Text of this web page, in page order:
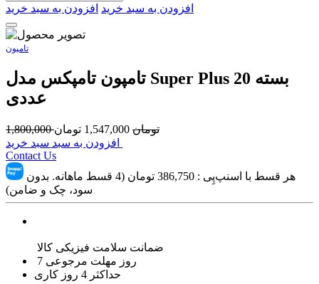
افزودن به سبد خرید افزودن به سبد خرید
تامپون
تامپون تامپکس مدل Super Plus بسته 20
عددی
1,800,000 تومان 1,547,000 تومان
Contact Us
هر قسط با اسنپ‌پِی : 386,750
تومان (4 قسط ماهانه. بدون
سود، چک و ضامن)
ضمانت سلامت فیزیکی کالا
7 روز مهلت مرجوعی
حداکثر 4 روز کاری